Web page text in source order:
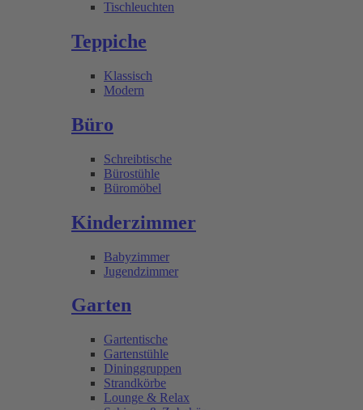
Tischleuchten
Teppiche
Klassisch
Modern
Büro
Schreibtische
Bürostühle
Büromöbel
Kinderzimmer
Babyzimmer
Jugendzimmer
Garten
Gartentische
Gartenstühle
Dininggruppen
Strandkörbe
Lounge & Relax